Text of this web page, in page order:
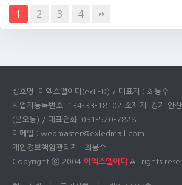
1 2 3 4
상호명: 이엑스엘이디(exLED) / 대표자 : 최봉수
사업자등록번호: 134-33-18102 소재지: 경기 안
(본오동) / 대표전화: 031-520-7828
이메일 : webmaster@exledmall.com
개인정보책임관리자 : 최봉수
Copyright ⓒ 2004 이엑스엘이디 All rights